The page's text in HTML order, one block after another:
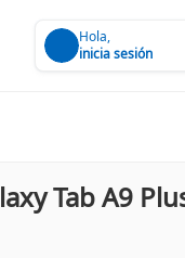
Hola,
inicia sesión
Tab A9